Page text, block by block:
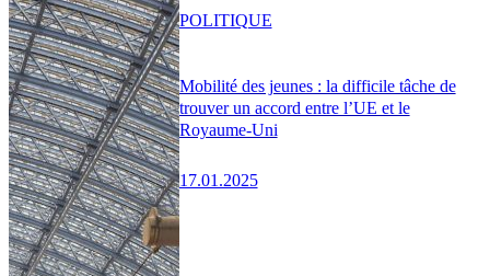
Mobilité des jeunes : la difficile tâche de
trouver un accord entre l’UE et le
Royaume-Uni
17.01.2025
POLITIQUE